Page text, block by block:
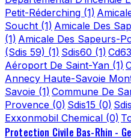
Petit-Réderching (1)
Soucht (1) Amicale Des
(1) Amicale Des Sapeurs-
(Sdis 59) (1) Sdis60 (1) Cd63
Aéroport De Saint-Yan (1)
Annecy Haute-Savoie
Savoie (1) Commune De
Provence (0) Sdis15 (0)
Exxonmobil Chemical (0)
Protection Civile Bas-Rhin -